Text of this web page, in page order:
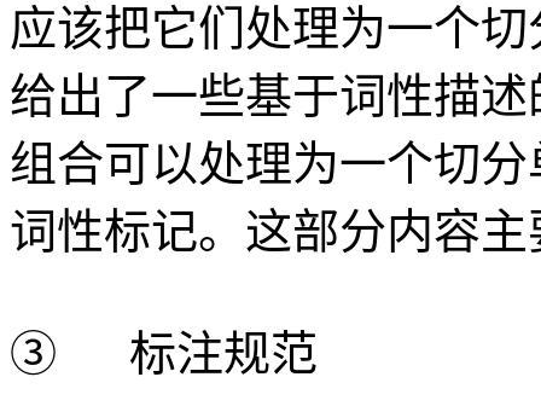
应该把它们处理为一个
给出了一些基于词性描
组合可以处理为一个切
词性标记。这部分内容
③ 标注规范